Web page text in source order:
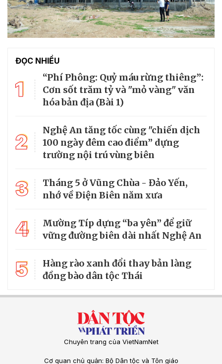
ĐỌC NHIỀU
1
“Phí Phông: Quỷ máu rừng thiêng”:
Cơn sốt trăm tỷ và "mỏ vàng" văn
hóa bản địa (Bài 1)
2
Nghệ An tăng tốc cùng "chiến dịch
100 ngày đêm cao điểm” dựng
trường nội trú vùng biên
3
Tháng 5 ở Vũng Chùa - Đảo Yến,
nhớ về Điện Biên năm xưa
4
Mường Típ dựng “ba yên” để giữ
vững đường biên dài nhất Nghệ An
5
Hàng rào xanh đổi thay bản làng
đồng bào dân tộc Thái
Chuyên trang của VietNamNet
Cơ quan chủ quản: Bộ Dân tộc và Tôn giáo